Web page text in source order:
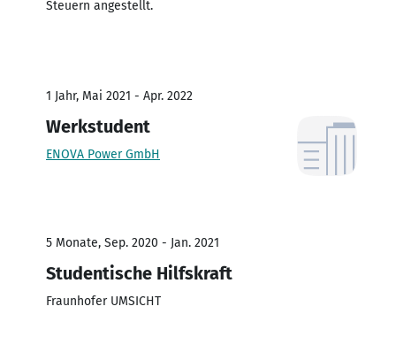
Steuern angestellt.
1 Jahr, Mai 2021 - Apr. 2022
Werkstudent
ENOVA Power GmbH
5 Monate, Sep. 2020 - Jan. 2021
Studentische Hilfskraft
Fraunhofer UMSICHT